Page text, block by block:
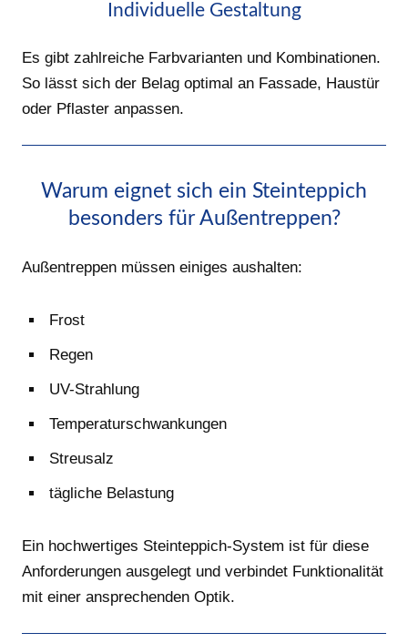
Individuelle Gestaltung
Es gibt zahlreiche Farbvarianten und Kombinationen.
So lässt sich der Belag optimal an Fassade, Haustür
oder Pflaster anpassen.
Warum eignet sich ein Steinteppich
besonders für Außentreppen?
Außentreppen müssen einiges aushalten:
Frost
Regen
UV-Strahlung
Temperaturschwankungen
Streusalz
tägliche Belastung
Ein hochwertiges Steinteppich-System ist für diese
Anforderungen ausgelegt und verbindet Funktionalität
mit einer ansprechenden Optik.